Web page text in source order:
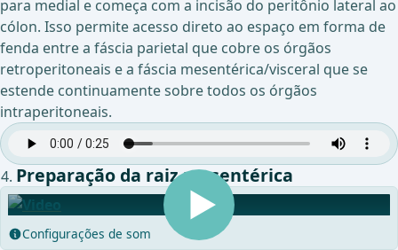
para medial e começa com a incisão do peritônio lateral ao
cólon. Isso permite acesso direto ao espaço em forma de
fenda entre a fáscia parietal que cobre os órgãos
retroperitoneais e a fáscia mesentérica/visceral que se
estende continuamente sobre todos os órgãos
intraperitoneais.
Preparação da raiz mesentérica
Configurações de som